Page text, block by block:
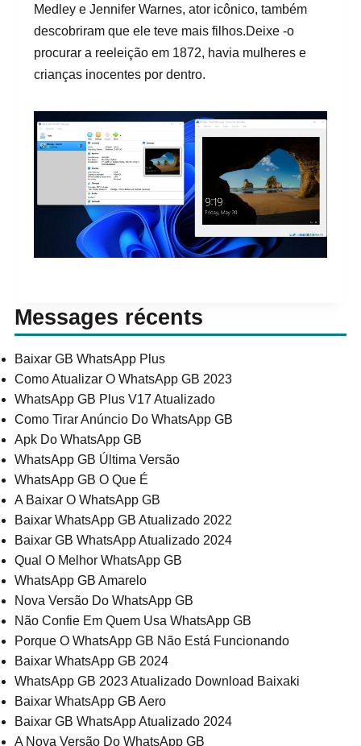
Medley e Jennifer Warnes, ator icônico, também
descobriram que ele teve mais filhos.Deixe -o
procurar a reeleição em 1872, havia mulheres e
crianças inocentes por dentro.
Messages récents
Baixar GB WhatsApp Plus
Como Atualizar O WhatsApp GB 2023
WhatsApp GB Plus V17 Atualizado
Como Tirar Anúncio Do WhatsApp GB
Apk Do WhatsApp GB
WhatsApp GB Última Versão
WhatsApp GB O Que É
A Baixar O WhatsApp GB
Baixar WhatsApp GB Atualizado 2022
Baixar GB WhatsApp Atualizado 2024
Qual O Melhor WhatsApp GB
WhatsApp GB Amarelo
Nova Versão Do WhatsApp GB
Não Confie Em Quem Usa WhatsApp GB
Porque O WhatsApp GB Não Está Funcionando
Baixar WhatsApp GB 2024
WhatsApp GB 2023 Atualizado Download Baixaki
Baixar WhatsApp GB Aero
Baixar GB WhatsApp Atualizado 2024
A Nova Versão Do WhatsApp GB